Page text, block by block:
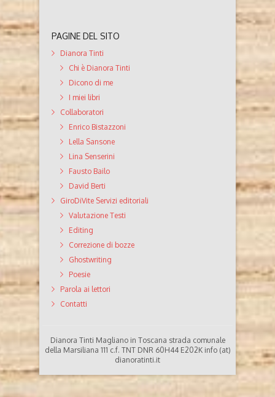
PAGINE DEL SITO
Dianora Tinti
Chi è Dianora Tinti
Dicono di me
I miei libri
Collaboratori
Enrico Bistazzoni
Lella Sansone
Lina Senserini
Fausto Bailo
David Berti
GiroDiVite Servizi editoriali
Valutazione Testi
Editing
Correzione di bozze
Ghostwriting
Poesie
Parola ai lettori
Contatti
Dianora Tinti Magliano in Toscana strada comunale
della Marsiliana 111 c.f. TNT DNR 60H44 E202K info (at)
dianoratinti.it